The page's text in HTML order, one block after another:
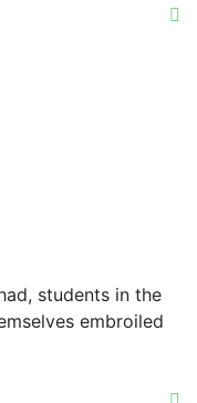
students in the
embroiled